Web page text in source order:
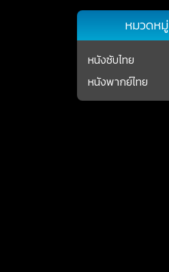
หมวดหมู่
หนังซับไทย
หนังพากย์ไทย